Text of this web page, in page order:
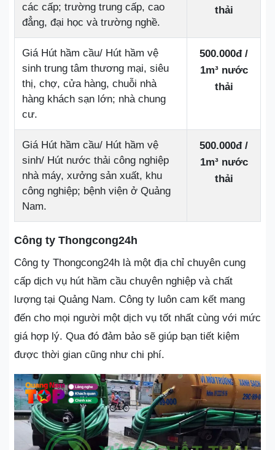
các cấp; trường trung cấp, cao
đẳng, đại học và trường nghề.
thải
Giá Hút hầm cầu/ Hút hầm vệ
sinh trung tâm thương mại, siêu
thị, chợ, cửa hàng, chuỗi nhà
hàng khách sạn lớn; nhà chung
cư.
500.000đ /
1m³ nước
thải
Giá Hút hầm cầu/ Hút hầm vệ
sinh/ Hút nước thải công nghiệp
nhà máy, xưởng sản xuất, khu
công nghiệp; bệnh viện ở Quảng
Nam.
500.000đ /
1m³ nước
thải
Công ty Thongcong24h
Công ty Thongcong24h là một địa chỉ chuyên cung
cấp dịch vụ hút hầm cầu chuyên nghiệp và chất
lượng tại Quảng Nam. Công ty luôn cam kết mang
đến cho mọi người một dịch vụ tốt nhất cùng với mức
giá hợp lý. Qua đó đảm bảo sẽ giúp bạn tiết kiệm
được thời gian cũng như chi phí.